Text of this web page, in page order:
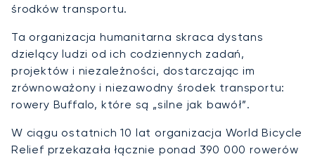
środków transportu.
Ta organizacja humanitarna skraca dystans
dzielący ludzi od ich codziennych zadań,
projektów i niezależności, dostarczając im
zrównoważony i niezawodny środek transportu:
rowery Buffalo, które są „silne jak bawół”.
W ciągu ostatnich 10 lat organizacja World Bicycle
Relief przekazała łącznie ponad 390 000 rowerów